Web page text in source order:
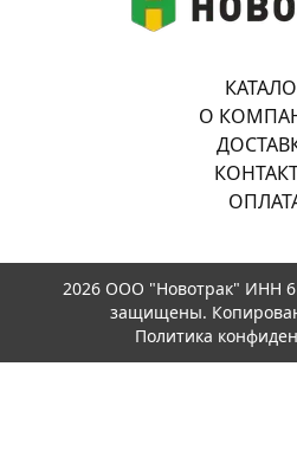
О
2026 ООО "Новотрак" ИНН
защищены.
Политика